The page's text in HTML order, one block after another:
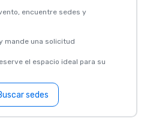
encuentre sedes y
mande una solicitud
el espacio ideal para su
sedes